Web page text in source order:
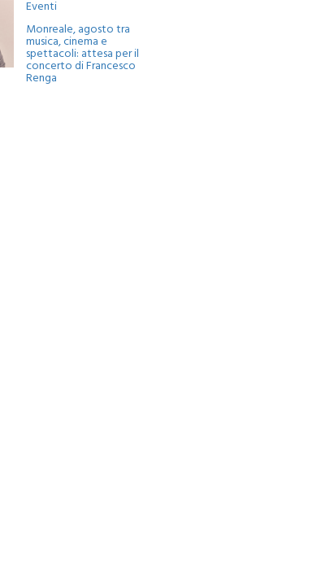
Eventi
Monreale, agosto tra
musica, cinema e
spettacoli: attesa per il
concerto di Francesco
Renga